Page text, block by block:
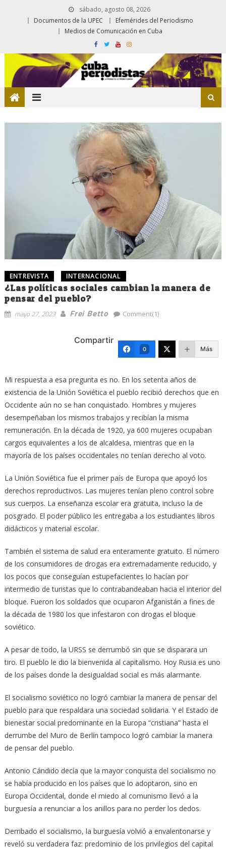
sábado, agosto 08, 2026
Documentos de la UPEC
Efemérides del Periodismo
Medios de Comunicación en Cuba
ENTREVISTA INTERNACIONAL
¿Las políticas sociales cambian la manera de
pensar del pueblo?
mayo 27, 2023 Frei Betto Comment(1)
Compartir
0 Más
Mi respuesta a esa pregunta es no. En los setenta años de
existencia de la Unión Soviética el pueblo recibió derechos que en
Occidente aún no se han conquistado. Hombres y mujeres
desempeñaban los mismos trabajos y recibían la misma
remuneración. En la década de 1920, ya 600 mujeres ocupaban
cargos equivalentes a los de alcaldesa, mientras que en la
mayoría de los países occidentales no tenían derecho al voto.
La Unión Soviética fue el primer país de Europa que apoyó los
derechos reproductivos. Las mujeres tenían pleno control sobre
sus cuerpos. La enseñanza escolar era gratuita, incluso la de
posgrado. El poder público les entregaba a los estudiantes libros
didácticos y material escolar.
También el sistema de salud era enteramente gratuito. El número
de los consumidores de drogas era extremadamente reducido, y
los pocos que conseguían estupefacientes lo hacían por
intermedio de turistas que lo contrabandeaban hacia el interior del
bloque. Fueron los soldados que ocuparon Afganistán a fines de
la década de 1980 los que infestaron con drogas el bloque
soviético.
A pesar de todo, la URSS se derrumbó sin que se disparara un
tiro. El pueblo le dio la bienvenida al capitalismo. Hoy Rusia es uno
de los países donde la desigualdad social es más alarmante.
El socialismo soviético no logró cambiar la manera de pensar del
pueblo para que respaldara una sociedad solidaria. Y el Estado de
bienestar social predominante en la Europa “cristiana” hasta el
derrumbe del Muro de Berlín tampoco logró cambiar la manera
de pensar del pueblo.
Antonio Cándido decía que la mayor conquista del socialismo no
se había producido en los países que lo adoptaron, sino en
Europa Occidental, donde el miedo al comunismo llevó a la
burguesía a renunciar a los anillos para no perder los dedos.
Derribado el socialismo, la burguesía volvió a envalentonarse y
reveló su verdadera faz: predominio de los privilegios del capital